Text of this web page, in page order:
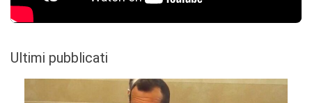
Ultimi pubblicati